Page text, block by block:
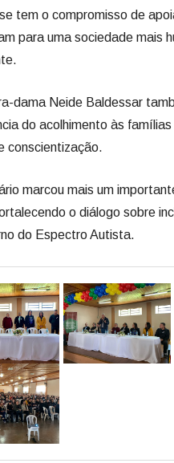
tem o compromisso de
para uma sociedade mais
dama Neide Baldessar
do acolhimento às
conscientização.
marcou mais um
o diálogo sobre
do Espectro Autista.